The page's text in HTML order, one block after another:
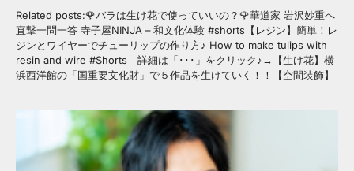
Related posts:🌹バラは生け花で使っていいの？🌹華道家 岩沢妙重へ
直撃一問一答 寺子屋NINJA – 和文化体験 #shorts【レジン】簡単！レ
ジンとワイヤーでチューリップの作り方♪ How to make tulips with
resin and wire #Shorts 詳細は「･･･」をクリック♪→【生け花】横
浜西洋館の「国重要文化財」で５作品を生けていく！！【空間装飾】